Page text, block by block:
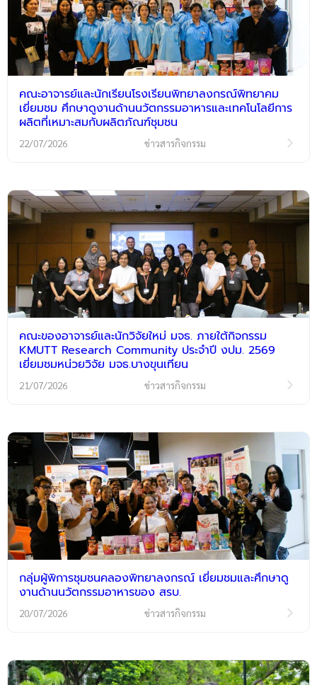
คณะอาจารย์และนักเรียนโรงเรียนพิทยาลงกรณ์พิทยาคม
เยี่ยมชม ศึกษาดูงานด้านนวัตกรรมอาหารและเทคโนโลยีการ
ผลิตที่เหมาะสมกับผลิตภัณฑ์ชุมชน
22/07/2026 ข่าวสารกิจกรรม
คณะของอาจารย์และนักวิจัยใหม่ มจธ. ภายใต้กิจกรรม
KMUTT Research Community ประจำปี งปม. 2569
เยี่ยมชมหน่วยวิจัย มจธ.บางขุนเทียน
21/07/2026 ข่าวสารกิจกรรม
กลุ่มผู้พิการชุมชนคลองพิทยาลงกรณ์ เยี่ยมชมและศึกษาดู
งานด้านนวัตกรรมอาหารของ สรบ.
20/07/2026 ข่าวสารกิจกรรม